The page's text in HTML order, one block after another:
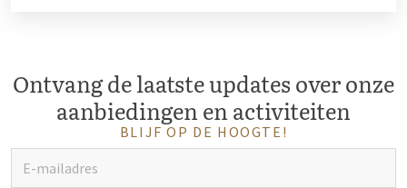
Ontvang de laatste updates over onze
aanbiedingen en activiteiten
BLIJF OP DE HOOGTE!